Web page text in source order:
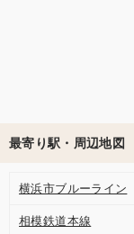
最寄り駅・周辺地図
横浜市ブルーライン
相模鉄道本線